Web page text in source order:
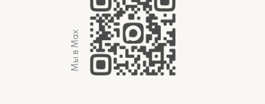
Мы в Max